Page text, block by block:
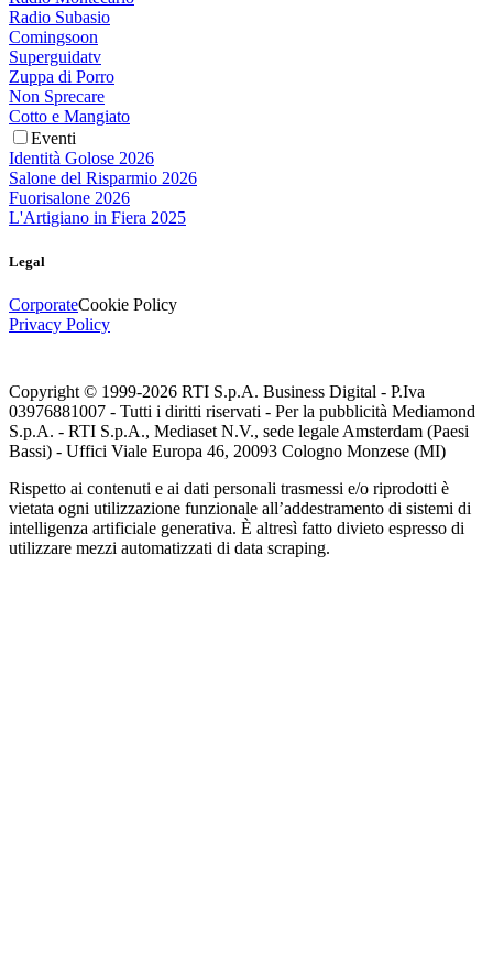
Radio Subasio
Comingsoon
Superguidatv
Zuppa di Porro
Non Sprecare
Cotto e Mangiato
Eventi
Identità Golose 2026
Salone del Risparmio 2026
Fuorisalone 2026
L'Artigiano in Fiera 2025
Legal
CorporateCookie Policy
Privacy Policy
Copyright © 1999-2026 RTI S.p.A. Business Digital - P.Iva
03976881007 - Tutti i diritti riservati - Per la pubblicità Mediamond
S.p.A. - RTI S.p.A., Mediaset N.V., sede legale Amsterdam (Paesi
Bassi) - Uffici Viale Europa 46, 20093 Cologno Monzese (MI)
Rispetto ai contenuti e ai dati personali trasmessi e/o riprodotti è
vietata ogni utilizzazione funzionale all’addestramento di sistemi di
intelligenza artificiale generativa. È altresì fatto divieto espresso di
utilizzare mezzi automatizzati di data scraping.